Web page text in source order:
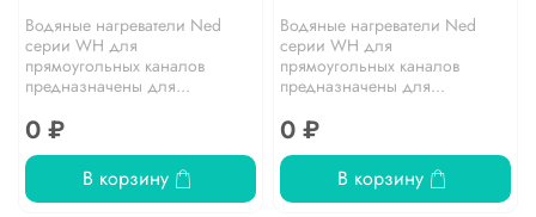
Водяные нагреватели Ned
серии WH для
прямоугольных каналов
предназначены для...
0 ₽
В корзину
Водяные нагреватели Ned
серии WH для
прямоугольных каналов
предназначены для...
0 ₽
В корзину